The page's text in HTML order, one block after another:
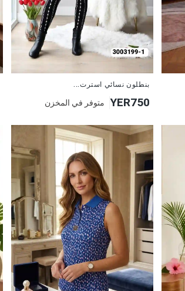
بنطلون نسائي استرت...
YER750 متوفر في المخزن